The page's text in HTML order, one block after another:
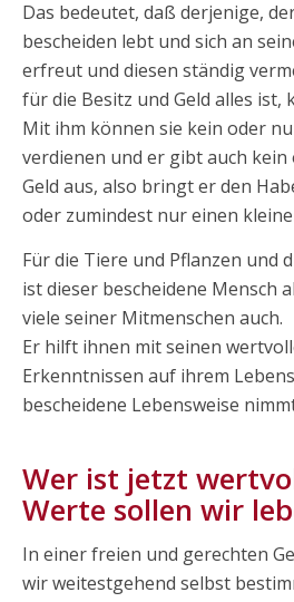
Das bedeutet, daß derjenige,
bescheiden lebt und sich an
erfreut und diesen ständig
für die Besitz und Geld alles ist,
Mit ihm können sie kein oder
verdienen und er gibt auch
Geld aus, also bringt er den
oder zumindest nur einen
Für die Tiere und Pflanzen und
ist dieser bescheidene Mensch
viele seiner Mitmenschen auch.
Er hilft ihnen mit seinen
Erkenntnissen auf ihrem
bescheidene Lebensweise
Wer ist jetzt
Werte sollen wir
In einer freien und gerechten
wir weitestgehend selbst